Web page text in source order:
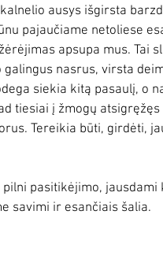
ausys išgirsta
pajaučiame netoliese
apsupa mus. Tai
nasrus, virsta
siekia kitą pasaulį, o
tiesiai į žmogų
Tereikia būti, girdėti,
pasitikėjimo,
savimi ir esančiais šalia.